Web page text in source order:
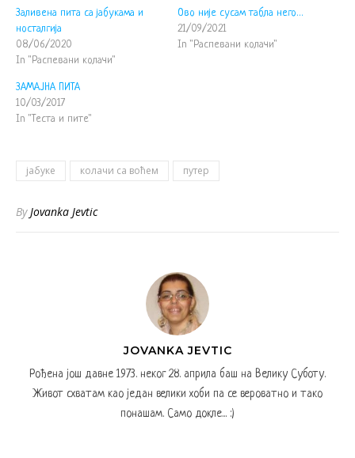
Заливена пита са јабукама и
носталгија
08/06/2020
In "Распевани колачи"
Ово није сусам табла него…
21/09/2021
In "Распевани колачи"
ЗАМАЈНА ПИТА
10/03/2017
In "Теста и пите"
јабуке колачи са воћем путер
ByJovanka Jevtic
JOVANKA JEVTIC
Рођена још давне 1973. неког 28. априла баш на Велику Суботу.
Живот схватам као један велики хоби па се вероватно и тако
понашам. Само докле... :)